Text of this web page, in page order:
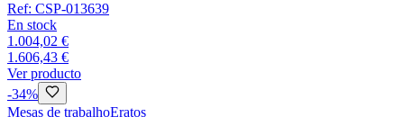
Ref: CSP-013639
En stock
1.004,02 €
1.606,43 €
Ver producto
-34%
Mesas de trabalhoEratos